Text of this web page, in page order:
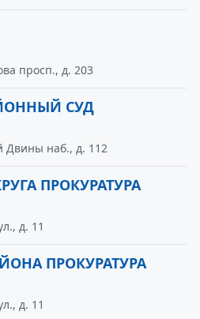
просп., д. 203
СУД
Двины наб., д. 112
ПРОКУРАТУРА
д. 11
ПРОКУРАТУРА
д. 11